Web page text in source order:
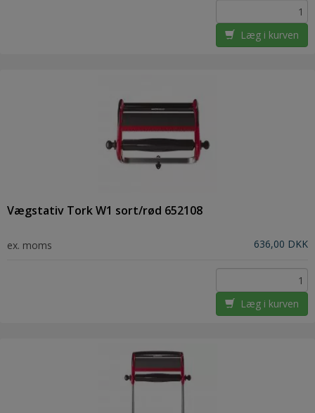
Læg i kurven
Vægstativ Tork W1 sort/rød 652108
ex. moms 636,00 DKK
Læg i kurven